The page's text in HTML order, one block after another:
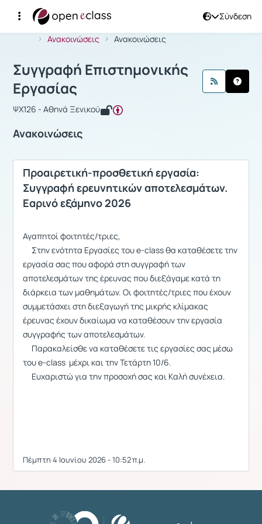
Σύνδεση
Αρχική Σελίδα
Ανακοινώσεις
Ανακοινώσεις
Μάθημα : Συγγραφή Επιστημονικής
Συγγραφή Επιστημονικής
Εργασίας
ΨΧ126 - Αθηνά Ξενικού
Ανακοινώσεις
Προαιρετική-προσθετική εργασία:
Συγγραφή ερευνητικών αποτελεσμάτων.
Εαρινό εξάμηνο 2026
Αγαπητοί φοιτητές/τριες,
Στην ενότητα Εργασίες του e-class θα καταθέσετε την
εργασία σας που αφορά στη συγγραφή των
αποτελεσμάτων της έρευνας που διεξάγαμε κατά τη
διάρκεια των μαθημάτων. Οι φοιτητές/τριες που έχουν
συμμετάσχει στη διεξαγωγή της μικρής κλίμακας
έρευνας έχουν δικαίωμα να καταθέσουν την εργασία
συγγραφής των αποτελεσμάτων.
Παρακαλείσθε να καταθέσετε τις εργασίες σας μέσω
του e-class μέχρι και την Τετάρτη 10/6.
Ευχαριστώ για την προσοχή σας και Kαλή συνέχεια.
Πέμπτη 4 Ιουνίου 2026 - 10:52 π.μ.